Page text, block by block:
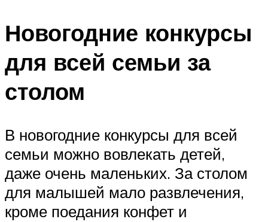
Новогодние конкурсы
для всей семьи за
столом
В новогодние конкурсы для всей
семьи можно вовлекать детей,
даже очень маленьких. За столом
для малышей мало развлечения,
кроме поедания конфет и